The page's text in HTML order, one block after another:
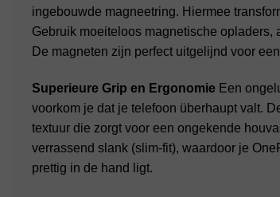
ingebouwde magneetring. Hiermee
Gebruik moeiteloos magnetische
De magneten zijn perfect uitgelijnd voor
Superieure Grip en Ergonomie Een
voorkom je dat je telefoon überhaupt valt.
textuur die zorgt voor een ongekende
verrassend slank (slim-fit), waardoor je
prettig in de hand ligt.